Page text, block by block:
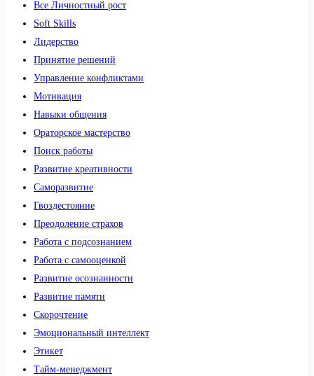
Все Личностный рост
Soft Skills
Лидерство
Принятие решений
Управление конфликтами
Мотивация
Навыки общения
Ораторское мастерство
Поиск работы
Развитие креативности
Саморазвитие
Гвоздестояние
Преодоление страхов
Работа с подсознанием
Работа с самооценкой
Развитие осознанности
Развитие памяти
Скорочтение
Эмоциональный интеллект
Этикет
Тайм-менеджмент